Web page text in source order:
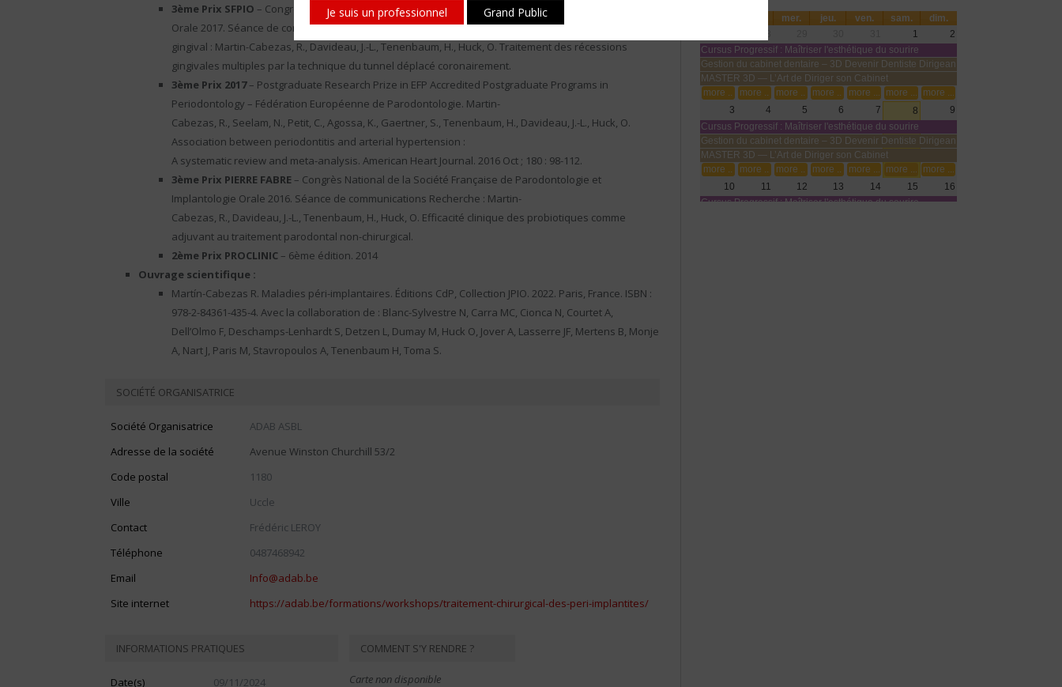
Je suis un professionnel Grand Public
3ème Prix SFPIO – Congrès National de la Société Française de Parodontologie et Implantologie
Orale 2017. Séance de communications Clinique 1 : Muco-
gingival : Martin-Cabezas, R., Davideau, J.-L., Tenenbaum, H., Huck, O. Traitement des récessions
gingivales multiples par la technique du tunnel déplacé coronairement.
3ème Prix 2017– Postgraduate Research Prize in EFP Accredited Postgraduate Programs in
Periodontology – Fédération Européenne de Parodontologie. Martin-
Cabezas, R., Seelam, N., Petit, C., Agossa, K., Gaertner, S., Tenenbaum, H., Davideau, J.-L., Huck, O.
Association between periodontitis and arterial hypertension :
A systematic review and meta-analysis. American Heart Journal. 2016 Oct ; 180 : 98-112.
3ème Prix PIERRE FABRE – Congrès National de la Société Française de Parodontologie et
Implantologie Orale 2016. Séance de communications Recherche : Martin-
Cabezas, R., Davideau, J.-L., Tenenbaum, H., Huck, O. Efficacité clinique des probiotiques comme
adjuvant au traitement parodontal non-chirurgical.
2ème Prix PROCLINIC – 6ème édition. 2014
Ouvrage scientifique :
Martín-Cabezas R. Maladies péri-implantaires. Éditions CdP, Collection JPIO. 2022. Paris, France. ISBN :
978-2-84361-435-4. Avec la collaboration de : Blanc-Sylvestre N, Carra MC, Cionca N, Courtet A,
Dell’Olmo F, Deschamps-Lenhardt S, Detzen L, Dumay M, Huck O, Jover A, Lasserre JF, Mertens B, Monje
A, Nart J, Paris M, Stavropoulos A, Tenenbaum H, Toma S.
SOCIÉTÉ ORGANISATRICE
Société Organisatrice
ADAB ASBL
Adresse de la société
Avenue Winston Churchill 53/2
Code postal
1180
Ville
Uccle
Contact
Frédéric LEROY
Téléphone
0487468942
Email
Info@adab.be
Site internet
https://adab.be/formations/workshops/traitement-chirurgical-des-peri-implantites/
INFORMATIONS PRATIQUES
Date(s)
09/11/2024
COMMENT S'Y RENDRE ?
Carte non disponible
mer. jeu. ven. sam.
dim.
1
2
Cursus Progressif : Maîtriser l'esthétique du sourire
Gestion du cabinet dentaire – 3D Devenir Dentiste Dirigeant
MASTER 3D — L’Art de Diriger son Cabinet
more ...
more ... more ... more ... more ... more ...
more ...
3
4 5 6 7 8
9
Cursus Progressif : Maîtriser l'esthétique du sourire
Gestion du cabinet dentaire – 3D Devenir Dentiste Dirigeant
MASTER 3D — L’Art de Diriger son Cabinet
more ...
more ... more ... more ... more ... more ...
more ...
10
11 12 13 14 15
16
Cursus Progressif : Maîtriser l'esthétique du sourire